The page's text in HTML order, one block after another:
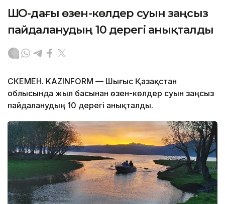
ШҚО-дағы өзен-көлдер суын заңсыз
пайдаланудың 10 дерегі анықталды
ӨСКЕМЕН. KAZINFORM — Шығыс Қазақстан
облысында жыл басынан өзен-көлдер суын заңсыз
пайдаланудың 10 дерегі анықталды.